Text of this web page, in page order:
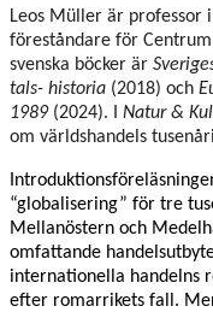
Leos Müller är professor
föreståndare för
svenska böcker är
tals- historia (2018) och
1989(2024). I Natur &
om världshandels
“globalisering” för tre
Mellanöstern och
omfattande
internationella handelns
efter romarrikets fall.